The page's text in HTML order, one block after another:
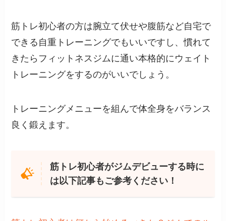
筋トレ初心者の方は腕立て伏せや腹筋など自宅で
できる自重トレーニングでもいいですし、慣れて
きたらフィットネスジムに通い本格的にウェイト
トレーニングをするのがいいでしょう。
トレーニングメニューを組んで体全身をバランス
良く鍛えます。
筋トレ初心者がジムデビューする時に
は以下記事もご参考ください！